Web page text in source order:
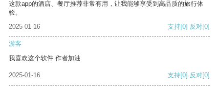
这款app的酒店、餐厅推荐非常有用，让我能够享受到高品质的旅行体
验。
2025-01-16
支持[0] 反对[0]
游客
我喜欢这个软件 作者加油
2025-01-16 支持[0] 反对[0]